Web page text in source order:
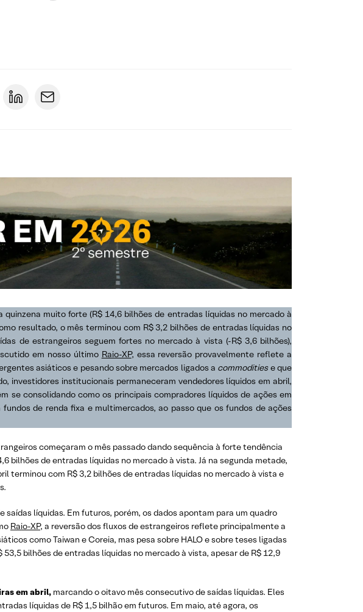
muito forte (R$ 14,6 bilhões de entradas líquidas no mercado à
resultado, o mês terminou com R$ 3,2 bilhões de entradas líquidas no
de estrangeiros seguem fortes no mercado à vista (-R$ 3,6 bilhões),
em nosso último Raio-XP, essa reversão provavelmente reflete a
asiáticos e pesando sobre mercados ligados a commoditiese que
investidores institucionais permaneceram vendedores líquidos em abril,
se consolidando como os principais compradores líquidos de ações em
de renda fixa e multimercados, ao passo que os fundos de ações
começaram o mês passado dando sequência à forte tendência
bilhões de entradas líquidas no mercado à vista. Já na segunda metade,
terminou com R$ 3,2 bilhões de entradas líquidas no mercado à vista e
saídas líquidas. Em futuros, porém, os dados apontam para um quadro
Raio-XP, a reversão dos fluxos de estrangeiros reflete principalmente a
como Taiwan e Coreia, mas pesa sobre HALO e sobre teses ligadas
bilhões de entradas líquidas no mercado à vista, apesar de R$ 12,9
em abril, marcando o oitavo mês consecutivo de saídas líquidas. Eles
líquidas de R$ 1,5 bilhão em futuros. Em maio, até agora, os